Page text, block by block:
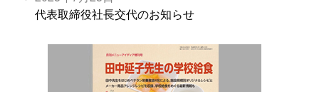
代表取締役社長交代のお知らせ